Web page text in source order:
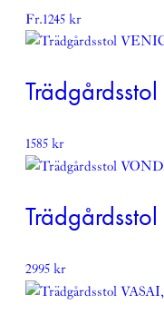
Fr.1245kr
1585kr
2995kr